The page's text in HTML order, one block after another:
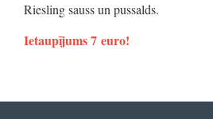
Riesling sauss un pussalds.
Ietaupījums 7 euro!